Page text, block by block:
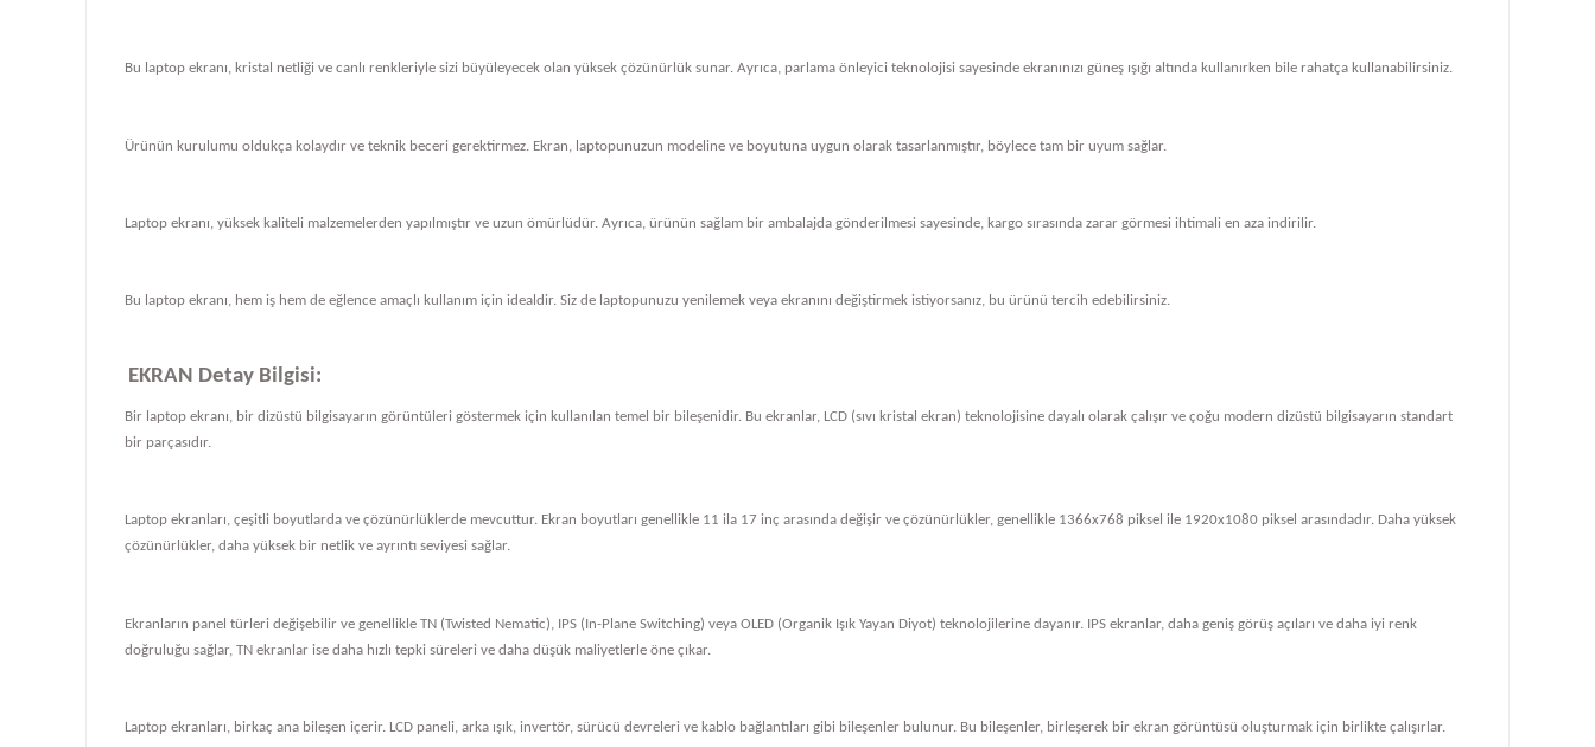
Bu laptop ekranı, kristal netliği ve canlı renkleriyle sizi büyüleyecek olan yüksek çözünürlük sunar. Ayrıca, parlama önleyici teknolojisi sayesinde ekranınızı güneş ışığı altında kullanırken bile rahatça kullanabilirsiniz.
Ürünün kurulumu oldukça kolaydır ve teknik beceri gerektirmez. Ekran, laptopunuzun modeline ve boyutuna uygun olarak tasarlanmıştır, böylece tam bir uyum sağlar.
Laptop ekranı, yüksek kaliteli malzemelerden yapılmıştır ve uzun ömürlüdür. Ayrıca, ürünün sağlam bir ambalajda gönderilmesi sayesinde, kargo sırasında zarar görmesi ihtimali en aza indirilir.
Bu laptop ekranı, hem iş hem de eğlence amaçlı kullanım için idealdir. Siz de laptopunuzu yenilemek veya ekranını değiştirmek istiyorsanız, bu ürünü tercih edebilirsiniz.
EKRAN Detay Bilgisi:
Bir laptop ekranı, bir dizüstü bilgisayarın görüntüleri göstermek için kullanılan temel bir bileşenidir. Bu ekranlar, LCD (sıvı kristal ekran) teknolojisine dayalı olarak çalışır ve çoğu modern dizüstü bilgisayarın standart
bir parçasıdır.
Laptop ekranları, çeşitli boyutlarda ve çözünürlüklerde mevcuttur. Ekran boyutları genellikle 11 ila 17 inç arasında değişir ve çözünürlükler, genellikle 1366x768 piksel ile 1920x1080 piksel arasındadır. Daha yüksek
çözünürlükler, daha yüksek bir netlik ve ayrıntı seviyesi sağlar.
Ekranların panel türleri değişebilir ve genellikle TN (Twisted Nematic), IPS (In-Plane Switching) veya OLED (Organik Işık Yayan Diyot) teknolojilerine dayanır. IPS ekranlar, daha geniş görüş açıları ve daha iyi renk
doğruluğu sağlar, TN ekranlar ise daha hızlı tepki süreleri ve daha düşük maliyetlerle öne çıkar.
Laptop ekranları, birkaç ana bileşen içerir. LCD paneli, arka ışık, invertör, sürücü devreleri ve kablo bağlantıları gibi bileşenler bulunur. Bu bileşenler, birleşerek bir ekran görüntüsü oluşturmak için birlikte çalışırlar.